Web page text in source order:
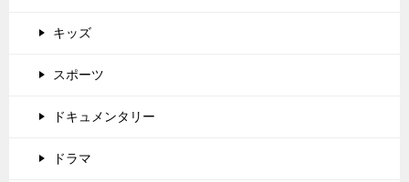
キッズ
スポーツ
ドキュメンタリー
ドラマ